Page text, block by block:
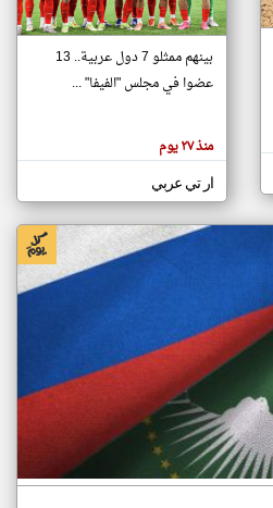
تغيير الدولة
اخبار جزر القمر على مدار الساعة
أهم اخبار جزر القمر العاجلة والمباشرة
بينهم ممثلو 7 دول عربية.. 13
عضوا في مجلس "الفيفا" ...
منذ ٢٧ يوم
ار تي عربي
klyoum.com